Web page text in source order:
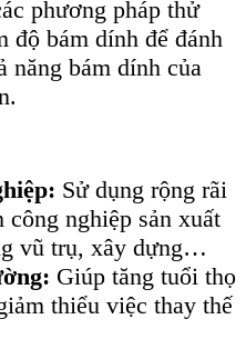
phương pháp thử
độ bám dính để đánh
năng bám dính của
Sử dụng rộng rãi
công nghiệp sản xuất
vũ trụ, xây dựng…
Giúp tăng tuổi thọ
thiểu việc thay thế